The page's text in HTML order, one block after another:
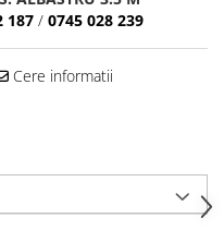
187 / 0745 028 239
Cere informatii